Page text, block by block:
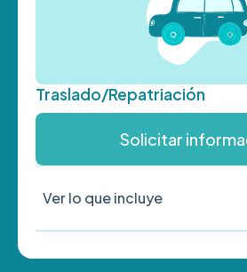
Traslado/Repatriación
Solicitar
Ver lo que incluye